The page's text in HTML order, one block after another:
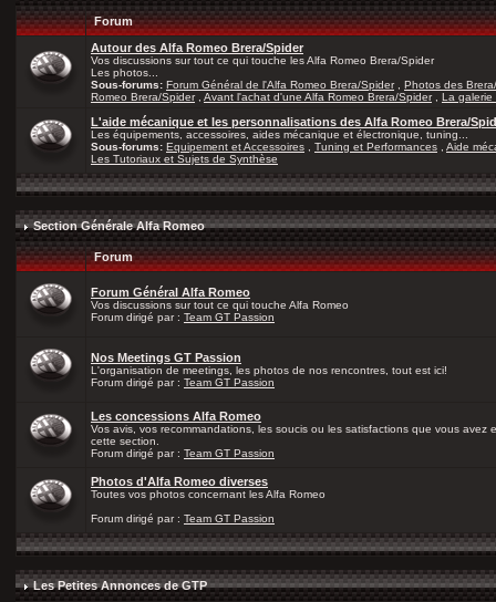
Forum
Autour des Alfa Romeo Brera/Spider
Vos discussions sur tout ce qui touche les Alfa Romeo Brera/Spider
Les photos...
Sous-forums: Forum Général de l'Alfa Romeo Brera/Spider, Photos des
Romeo Brera/Spider, Avant l'achat d'une Alfa Romeo Brera/Spider, La galerie
L'aide mécanique et les personnalisations des Alfa Romeo Brera/
Les équipements, accessoires, aides mécanique et électronique, tuning...
Sous-forums: Equipement et Accessoires Tuning et Performances
Aide
Les Tutoriaux et Sujets de Synthèse
Section Générale Alfa Romeo
Forum
Forum Général Alfa Romeo
Vos discussions sur tout ce qui touche Alfa Romeo
Forum dirigé par : Team GT Passion
Nos Meetings GT Passion
L'organisation de meetings, les photos de nos rencontres, tout est ici!
Forum dirigé par : Team GT Passion
Les concessions Alfa Romeo
Vos avis, vos recommandations, les soucis ou les satisfactions que vous avez
cette section.
Forum dirigé par : Team GT Passion
Photos d'Alfa Romeo diverses
Toutes vos photos concernant les Alfa Romeo
Forum dirigé par : Team GT Passion
Les Petites Annonces de GTP